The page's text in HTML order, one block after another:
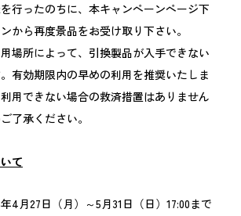
行ったのちに、本キャンペーンページ下
から再度景品をお受け取り下さい。
場所によって、引換製品が入手できない
有効期限内の早めの利用を推奨いたしま
用できない場合の救済措置はありません
了承ください。
て
4月27日（月）～5月31日（日）17:00まで